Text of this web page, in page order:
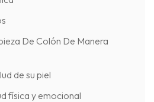
De Colón De Manera
de su piel
física y emocional